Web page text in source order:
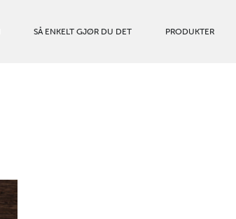
SÅ ENKELT GJØR DU DET PRODUKTER